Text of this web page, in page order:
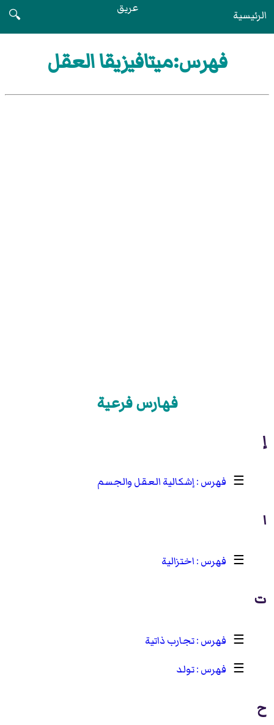
الرئيسية عريق
🔍
فهرس:ميتافيزيقا العقل
فهارس فرعية
إ
☰ إشكالية العقل والجسم
ا
☰ اختزالية
ت
☰
تجارب ذاتية
☰
تولد
ح